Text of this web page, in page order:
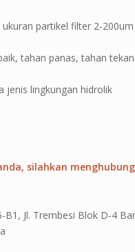
partikel filter 2-
tahan panas, tahan
jenis lingkungan hidrolik
silahkan
Jl. Trembesi Blok D-4